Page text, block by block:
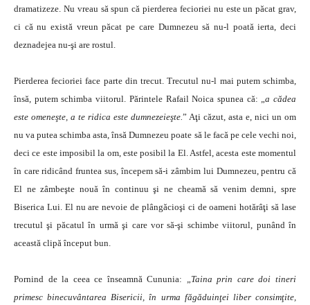
dramatizeze. Nu vreau să spun că pierderea fecioriei nu este un păcat grav,
ci că nu există vreun păcat pe care Dumnezeu să nu-l poată ierta, deci
deznadejea nu-şi are rostul.
Pierderea fecioriei face parte din trecut. Trecutul nu-l mai putem schimba,
însă, putem schimba viitorul. Părintele Rafail Noica spunea că: „a cădea
este omeneşte, a te ridica este dumnezeieşte.” Aţi căzut, asta e, nici un om
nu va putea schimba asta, însă Dumnezeu poate să le facă pe cele vechi noi,
deci ce este imposibil la om, este posibil la El. Astfel, acesta este momentul
în care ridicând fruntea sus, începem să-i zâmbim lui Dumnezeu, pentru că
El ne zâmbeşte nouă în continuu şi ne cheamă să venim demni, spre
Biserica Lui. El nu are nevoie de plângăcioşi ci de oameni hotărâţi să lase
trecutul şi păcatul în urmă şi care vor să-şi schimbe viitorul, punând în
această clipă început bun.
Pornind de la ceea ce înseamnă Cununia: „Taina prin care doi tineri
primesc binecuvântarea Bisericii, în urma făgăduinţei liber consimţite,